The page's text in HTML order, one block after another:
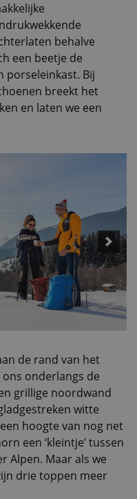
behalve
een beetje de
porseleinkast. Bij
breekt het
en laten we een
de rand van het
onderlangs de
grillige noordwand
witte
hoogte van nog net
een ‘kleintje’ tussen
Alpen. Maar als we
drie toppen meer